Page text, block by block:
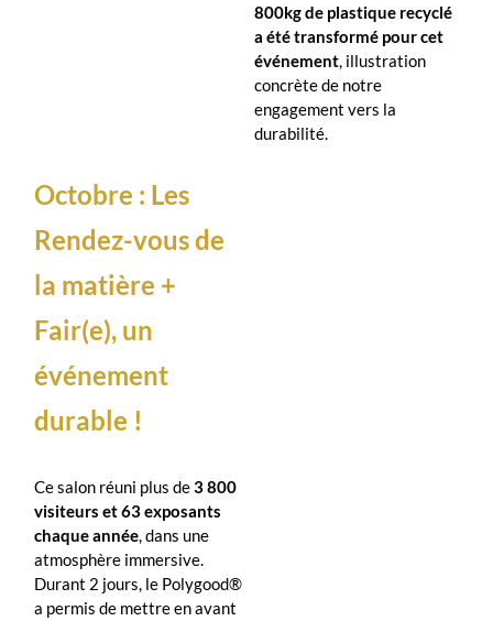
800kg de plastique recyclé
a été transformé pour cet
événement, illustration
concrète de notre
engagement vers la
durabilité.
Octobre : Les
Rendez-vous de
la matière +
Fair(e), un
événement
durable !
Ce salon réuni plus de3 800
visiteurs et 63 exposants
chaque année, dans une
atmosphère immersive.
Durant 2 jours, le Polygood®
a permis de mettre en avant